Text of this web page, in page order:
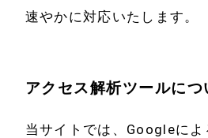
速やかに対応いたします。
アクセス解析ツールにつ
当サイトでは、Googleによ